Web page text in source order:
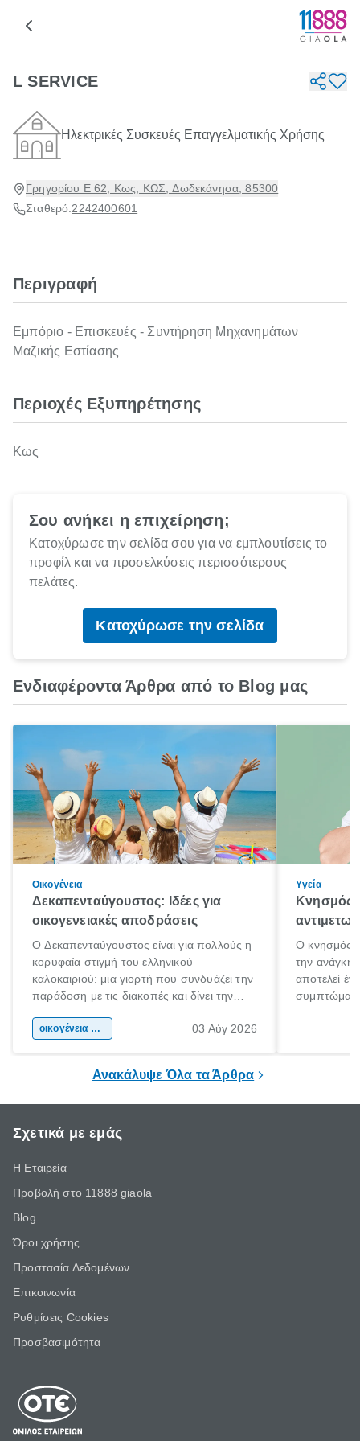
L SERVICE
Ηλεκτρικές Συσκευές Επαγγελματικής Χρήσης
Γρηγορίου Ε 62, Κως, ΚΩΣ, Δωδεκάνησα, 85300
Σταθερό:2242400601
Περιγραφή
Εμπόριο - Επισκευές - Συντήρηση Μηχανημάτων
Μαζικής Εστίασης
Περιοχές Εξυπηρέτησης
Κως
Σου ανήκει η επιχείρηση;
Κατοχύρωσε την σελίδα σου για να εμπλουτίσεις το
προφίλ και να προσελκύσεις περισσότερους
πελάτες.
Κατοχύρωσε την σελίδα
Ενδιαφέροντα Άρθρα από το Blog μας
Οικογένεια
Δεκαπενταύγουστος: Ιδέες για
οικογενειακές αποδράσεις
Ο Δεκαπενταύγουστος είναι για πολλούς η
κορυφαία στιγμή του ελληνικού
καλοκαιριού: μια γιορτή που συνδυάζει την
παράδοση με τις διακοπές και δίνει την
χώρας. Είτε πρόκειται για λίγες μέρες
οικογένεια & παιδί 03 Αύγ 2026
Υγεία
Κνησμός:
Ο κνησμός
την ανάγκη
αποτελεί
Ανακάλυψε Όλα τα Άρθρα
Σχετικά με εμάς
Η Εταιρεία
Προβολή στο 11888 giaola
Blog
Όροι χρήσης
Προστασία Δεδομένων
Επικοινωνία
Ρυθμίσεις Cookies
Προσβασιμότητα